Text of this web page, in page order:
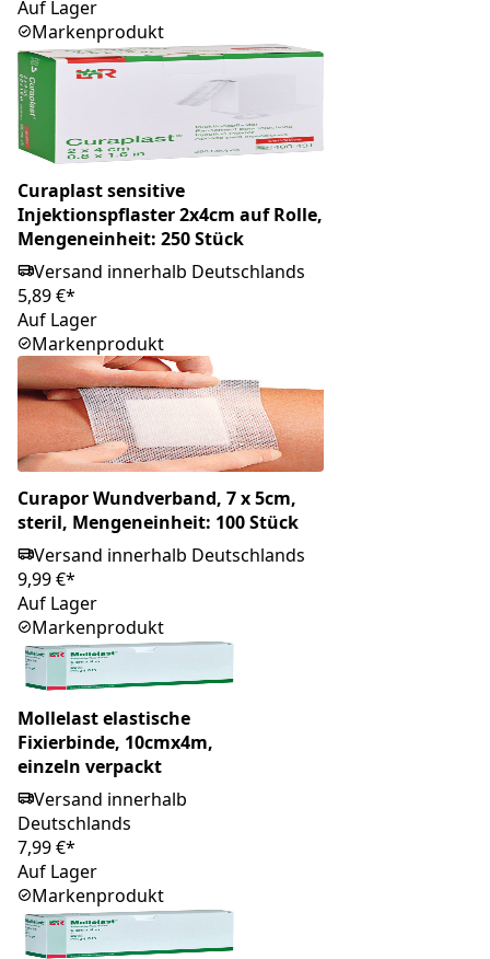
Auf Lager
Markenprodukt
Curaplast sensitive
Injektionspflaster 2x4cm auf Rolle,
Mengeneinheit: 250 Stück
Versand innerhalb Deutschlands
5,89 €*
Auf Lager
Markenprodukt
Curapor Wundverband, 7 x 5cm,
steril, Mengeneinheit: 100 Stück
Versand innerhalb Deutschlands
9,99 €*
Auf Lager
Markenprodukt
Mollelast elastische
Fixierbinde, 10cmx4m,
einzeln verpackt
Versand innerhalb
Deutschlands
7,99 €*
Auf Lager
Markenprodukt